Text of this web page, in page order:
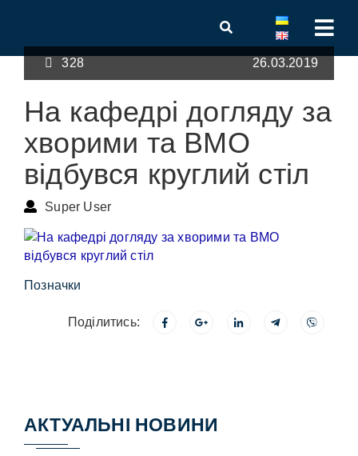
328 26.03.2019
На кафедрі догляду за
хворими та ВМО
відбувся круглий стіл
Super User
Позначки
Поділитись:
АКТУАЛЬНІ НОВИНИ